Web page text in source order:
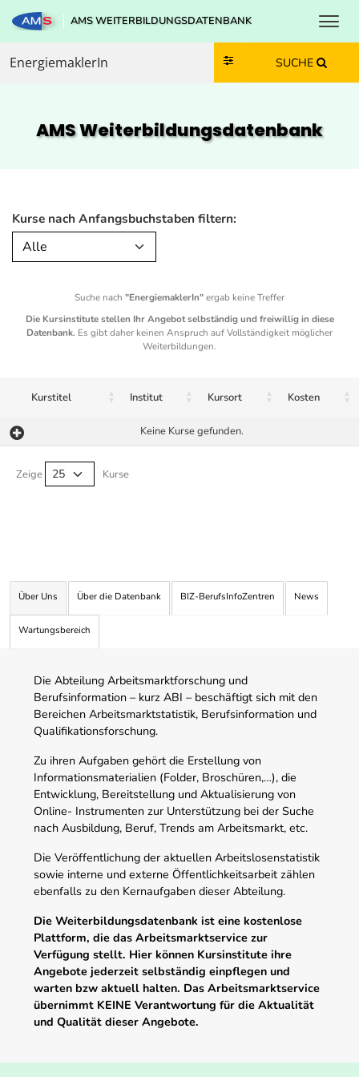
Zum Inhalt springen
Zum Navmenü springen
Zur Suche springen
Zur Footer springen
AMS WEITERBILDUNGSDATENBANK
SUCHE
AMS Weiterbildungs­datenbank
Kurse nach Anfangsbuchstaben filtern:
Alle
Suche nach "EnergiemaklerIn"ergab keine Treffer
Die Kursinstitute stellen Ihr Angebot selbständig und freiwillig in diese
Datenbank. Es gibt daher keinen Anspruch auf Vollständigkeit möglicher
Weiterbildungen.
Kurstitel Institut Kursort Kosten
Keine Kurse gefunden.
Zeige Kurse
Über Uns Über die Datenbank BIZ-BerufsInfoZentren News
Wartungsbereich
Die Abteilung Arbeitsmarktforschung und
Berufsinformation – kurz ABI – beschäftigt sich mit den
Bereichen Arbeitsmarktstatistik, Berufsinformation und
Qualifikationsforschung.
Zu ihren Aufgaben gehört die Erstellung von
Informationsmaterialien (Folder, Broschüren,…), die
Entwicklung, Bereitstellung und Aktualisierung von
Online- Instrumenten zur Unterstützung bei der Suche
nach Ausbildung, Beruf, Trends am Arbeitsmarkt, etc.
Die Veröffentlichung der aktuellen Arbeitslosenstatistik
sowie interne und externe Öffentlichkeitsarbeit zählen
ebenfalls zu den Kernaufgaben dieser Abteilung.
Die Weiterbildungsdatenbank ist eine kostenlose
Plattform, die das Arbeitsmarktservice zur
Verfügung stellt. Hier können Kursinstitute ihre
Angebote jederzeit selbständig einpflegen und
warten bzw aktuell halten. Das Arbeitsmarktservice
übernimmt KEINE Verantwortung für die Aktualität
und Qualität dieser Angebote.